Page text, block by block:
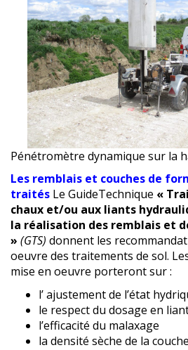
Pénétromètre dynamique sur la
Les remblais et couches de
traités Le GuideTechnique «
chaux et/ou aux liants
la réalisation des remblais et
» (GTS) donnent les
oeuvre des traitements de sol.
mise en oeuvre porteront sur :
l’ ajustement de l’état
le respect du dosage en
l’efficacité du malaxage
la densité sèche de la